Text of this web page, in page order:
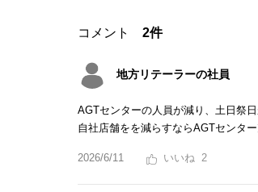
コメント 2件
地方リテーラーの社員
AGTセンターの人員が減り、土日祭
自社店舗をを減らすならAGTセンタ
2026/6/11 2